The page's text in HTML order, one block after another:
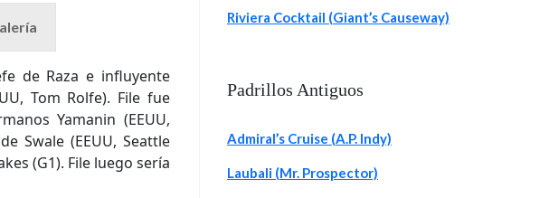
de Raza e influyente
Tom Rolfe). File fue
Yamanin (EEUU,
Swale (EEUU, Seattle
(G1). File luego sería
Riviera Cocktail (Giant’s Causeway)
Padrillos Antiguos
Admiral’s Cruise (A.P. Indy)
Laubali (Mr. Prospector)